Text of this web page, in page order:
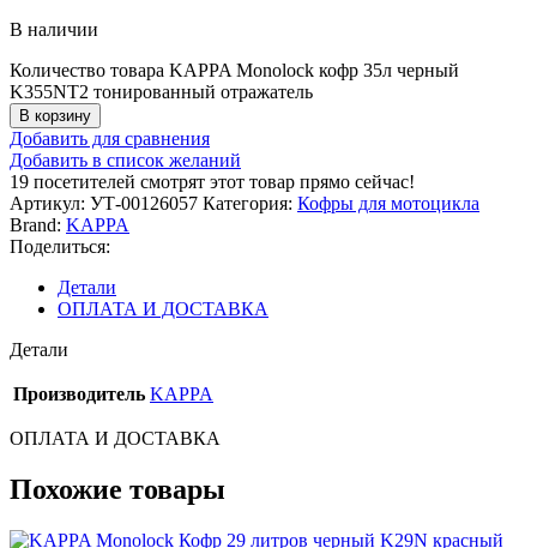
В наличии
Количество товара KAPPA Monolock кофр 35л черный
K355NT2 тонированный отражатель
В корзину
Добавить для сравнения
Добавить в список желаний
19 посетителей смотрят этот товар прямо сейчас!
Артикул: УТ-00126057 Категория: Кофры для мотоцикла
Brand: KAPPA
Поделиться:
Детали
ОПЛАТА И ДОСТАВКА
Детали
Производитель KAPPA
ОПЛАТА И ДОСТАВКА
Похожие товары